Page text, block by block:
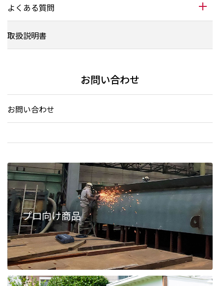
よくある質問
取扱説明書
お問い合わせ
お問い合わせ
プロ向け商品